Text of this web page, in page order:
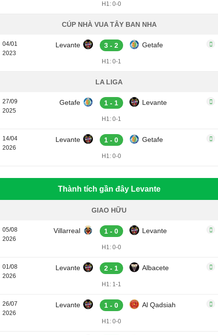
H1: 0-0
CÚP NHÀ VUA TÂY BAN NHA
04/01
2023
Levante 3 - 2 Getafe
H1: 0-1
LA LIGA
27/09
2025
Getafe 1 - 1 Levante
H1: 0-1
14/04
2026
Levante 1 - 0 Getafe
H1: 0-0
Thành tích gần đây Levante
GIAO HỮU
05/08
2026
Villarreal 1 - 0 Levante
H1: 0-0
01/08
2026
Levante 2 - 1 Albacete
H1: 1-1
26/07
2026
Levante 1 - 0 Al Qadsiah
H1: 0-0